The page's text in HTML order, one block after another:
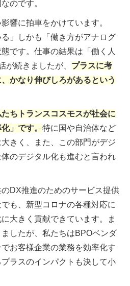
のです。
響に拍車をかけています。
る」しかも「働き方がアナログ
です。 仕事の結果は「働く人
が続きましたが、 プラスに考
かなり伸びしろがあるという
ちトランスコスモスが社会に
」です。 特に国や自治体など
きく、また、この部門がデジ
のデジタル化も進むと言われ
DX推進のためのサービス提供
も、新型コロナの各種対応に
大きく貢献できています。ま
したが、私たちはBPOベンダ
お客様企業の業務を効率化す
ラスのインパクトも決して小